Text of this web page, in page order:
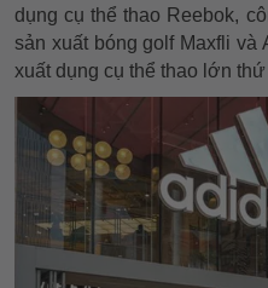
dụng cụ thể thao Reebok,
sản xuất bóng golf Maxfli và
xuất dụng cụ thể thao lớn